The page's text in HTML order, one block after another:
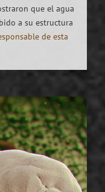
que el agua
a su estructura
de esta